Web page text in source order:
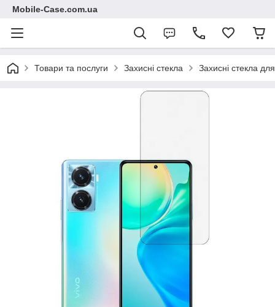
Mobile-Case.com.ua
Товари та послуги Захисні стекла Захисні стекла